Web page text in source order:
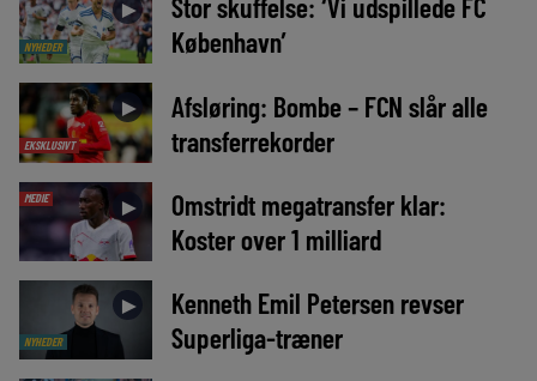
NYHEDER
►
Stor skuffelse: ‘Vi udspillede FC
København’
EKSKLUSIVT
►
Afsløring: Bombe – FCN slår alle
transferrekorder
MEDIE ►
Omstridt megatransfer klar:
Koster over 1 milliard
NYHEDER
►
Kenneth Emil Petersen revser
Superliga-træner